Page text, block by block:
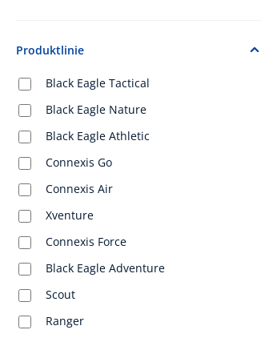
Produktlinie
Black Eagle Tactical
Black Eagle Nature
Black Eagle Athletic
Connexis Go
Connexis Air
Xventure
Connexis Force
Black Eagle Adventure
Scout
Ranger